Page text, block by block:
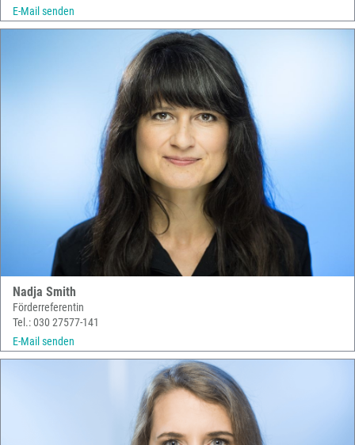
E-Mail senden
Nadja Smith
Förderreferentin
Tel.: 030 27577-141
E-Mail senden